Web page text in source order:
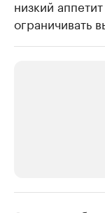
низкий
ограничивать